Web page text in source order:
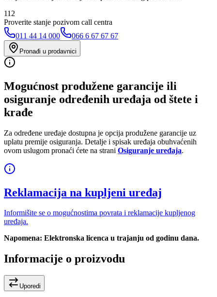
112
Proverite stanje pozivom call centra
011 44 14 000
066 6 67 67 67
Pronađi u prodavnici
Mogućnost produžene garancije ili
osiguranje određenih uređaja od štete i
krađe
Za određene uređaje dostupna je opcija produžene garancije uz
uplatu premije osiguranja. Detalje i spisak uređaja obuhvaćenih
ovom uslugom pronaći ćete na strani Osiguranje uređaja.
Reklamacija na kupljeni uređaj
Informišite se o mogućnostima povrata i reklamacije kupljenog
uređaja.
Napomena: Elektronska licenca u trajanju od godinu dana.
Informacije o proizvodu
Uporedi